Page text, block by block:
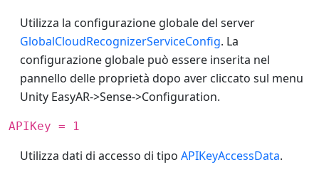
Utilizza la configurazione globale del server
GlobalCloudRecognizerServiceConfig. La
configurazione globale può essere inserita nel
pannello delle proprietà dopo aver cliccato sul menu
Unity EasyAR->Sense->Configuration.
APIKey = 1
Utilizza dati di accesso di tipo APIKeyAccessData.